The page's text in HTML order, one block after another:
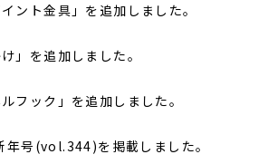
ント金具」を追加しました。
」を追加しました。
フック」を追加しました。
号(vol.344)を掲載しました。